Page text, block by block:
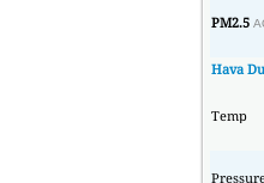
PM2.5
Hava
Temp